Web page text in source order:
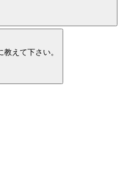
えて下さい。